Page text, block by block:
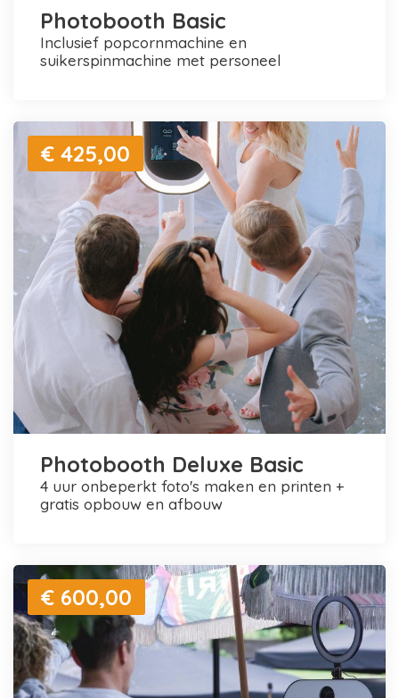
Photobooth Basic
inclusief popcornmachine en
suikerspinmachine met personeel
€ 425,00
Photobooth Deluxe Basic
4 uur onbeperkt foto's maken en printen +
gratis opbouw en afbouw
€ 600,00